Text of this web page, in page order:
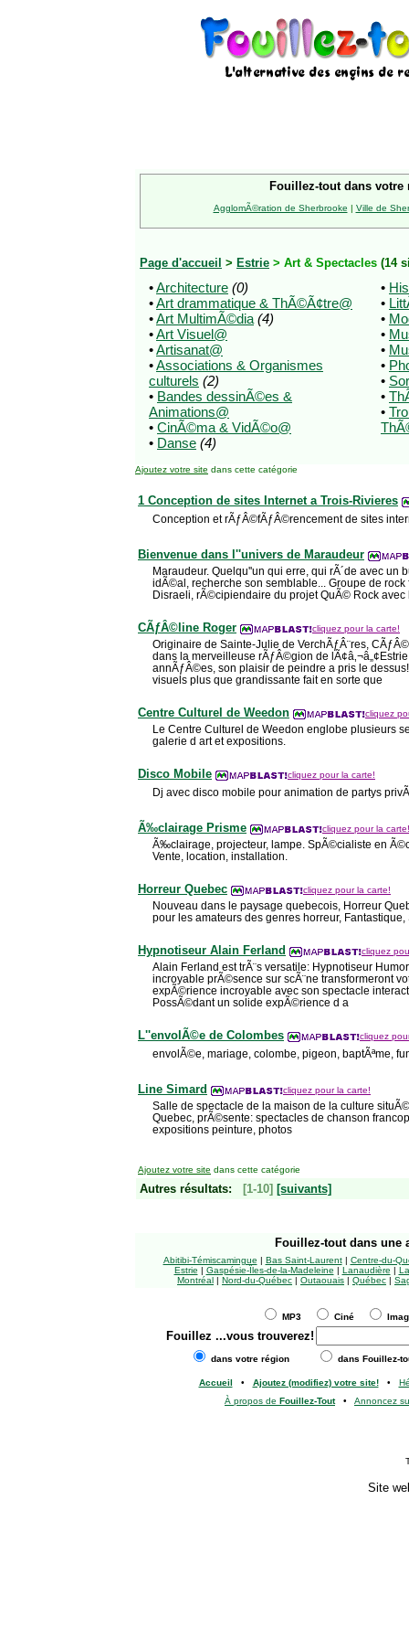
Fouillez-tout dans votre
AgglomÃ©ration de Sherbrooke | Ville de
Page d'accueil > Estrie > Art & Spectacles (14
•Architecture (0)
•Art drammatique & ThÃ©Ã¢tre@
•Art MultimÃ©dia (4)
•Art Visuel@
•Artisanat@
•Associations & Organismes
culturels (2)
• Bandes dessinÃ©es &
Animations@
• CinÃ©ma & VidÃ©o@
• Danse (4)
•
•
•
•
•
•
•
•
•
Ajoutez votre site dans cette catégorie
1 Conception de sites Internet a Trois-Rivieres
Conception et rÃƒÂ©fÃƒÂ©rencement de sites
Bienvenue dans l''univers de Maraudeur
Maraudeur. Quelqu''un qui erre, qui rÃ´de avec un
idÃ©al, recherche son semblable... Groupe de
Disraeli, rÃ©cipiendaire du projet QuÃ© Rock avec
CÃƒÂ©line Roger cliquez pour la carte!
Originaire de Sainte-Julie de VerchÃƒÂ¨res,
dans la merveilleuse rÃƒÂ©gion de
annÃƒÂ©es, son plaisir de peindre a pris le
visuels plus que grandissante fait en sorte que
Centre Culturel de Weedon cliquez
Le Centre Culturel de Weedon englobe plusieurs
galerie d art et expositions.
Disco Mobile cliquez pour la carte!
Dj avec disco mobile pour animation de partys
Ã‰clairage Prisme cliquez pour la carte!
Ã‰clairage, projecteur, lampe. SpÃ©cialiste en
Vente, location, installation.
Horreur Quebec cliquez pour la carte!
Nouveau dans le paysage quebecois, Horreur
pour les amateurs des genres horreur, Fantastique,
Hypnotiseur Alain Ferland cliquez
Alain Ferland est trÃ¨s versatile: Hypnotiseur
incroyable prÃ©sence sur scÃ¨ne transformeront
expÃ©rience incroyable avec son spectacle
PossÃ©dant un solide expÃ©rience d a
L''envolÃ©e de Colombes cliquez
envolÃ©e, mariage, colombe, pigeon, baptÃªme,
Line Simard cliquez pour la carte!
Salle de spectacle de la maison de la culture
Quebec, prÃ©sente: spectacles de chanson
expositions peinture, photos
Ajoutez votre site dans cette catégorie
Autres résultats: [1-10] [suivants]
Fouillez-tout dans une
Abitibi-Témiscamingue | Bas Saint-Laurent| Centre-du-
Estrie | Gaspésie-Îles-de-la-Madeleine | Lanaudière |
Montréal | Nord-du-Québec | Outaouais | Québec |
MP3 Ciné
Fouillez ...vous trouverez!
dans votre région dans Fouillez-
Accueil • Ajoutez (modifiez) votre site!•
À propos de Fouillez-Tout• Annoncez
Site